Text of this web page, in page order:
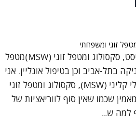
זוגי ומשפחתי
שי שפיצן – פסיכותרפיסט, סקסולוג ומטפל זוגי (MSW)מטפל
בתל-אביב וכן בטיפול אונליין. אני
שי שפיצן, עובד סוציאלי קליני (MSW), סקסולוג ומטפל זוגי
שכמו שאין סוף לווריאציות של
למה ש...